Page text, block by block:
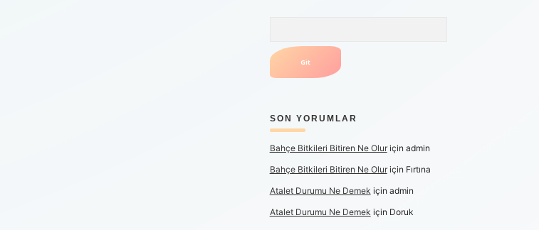
SON YORUMLAR
Bahçe Bitkileri Bitiren Ne Oluriçin admin
Bahçe Bitkileri Bitiren Ne Oluriçin Fırtına
Atalet Durumu Ne Demek için admin
Atalet Durumu Ne Demek için Doruk